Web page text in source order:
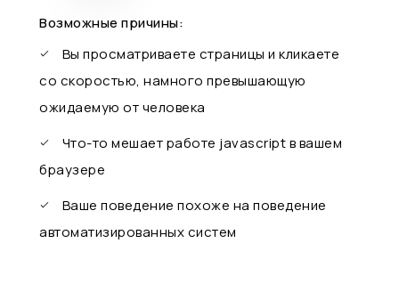
Возможные причины:
Вы просматриваете страницы и кликаете
со скоростью, намного превышающую
ожидаемую от человека
Что-то мешает работе javascript в вашем
браузере
Ваше поведение похоже на поведение
автоматизированных систем